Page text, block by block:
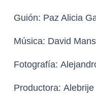
Guión: Paz Alicia
Música: David
Fotografía:
Productora: